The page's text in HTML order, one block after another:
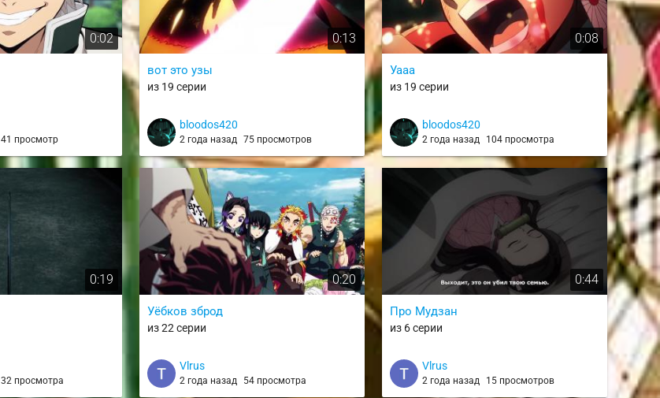
0:02
41 просмотр
0:13
вот это узы
из 19 серии
bloodos420
2 года назад 75 просмотров
0:08
Уааа
из 19 серии
bloodos420
2 года назад 104 просмотра
0:19
32 просмотра
0:20
Уёбков зброд
из 22 серии
Vlrus
2 года назад 54 просмотра
0:44
Про Мудзан
из 6 серии
Vlrus
2 года назад 15 просмотров